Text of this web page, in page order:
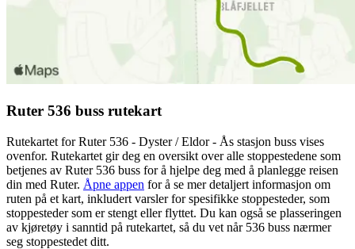
Ruter 536 buss rutekart
Rutekartet for Ruter 536 - Dyster / Eldor - Ås stasjon buss vises
ovenfor. Rutekartet gir deg en oversikt over alle stoppestedene som
betjenes av Ruter 536 buss for å hjelpe deg med å planlegge reisen
din med Ruter. Åpne appen for å se mer detaljert informasjon om
ruten på et kart, inkludert varsler for spesifikke stoppesteder, som
stoppesteder som er stengt eller flyttet. Du kan også se plasseringen
av kjøretøy i sanntid på rutekartet, så du vet når 536 buss nærmer
seg stoppestedet ditt.